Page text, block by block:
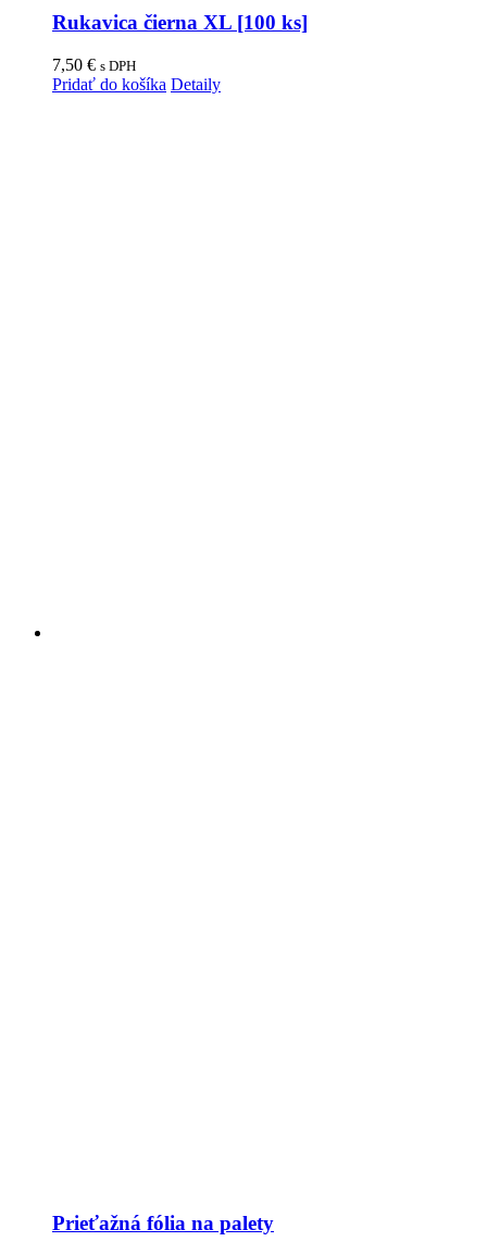
Rukavica čierna XL [100 ks]
7,50 € s DPH
Pridať do košíka Detaily
Prieťažná fólia na palety